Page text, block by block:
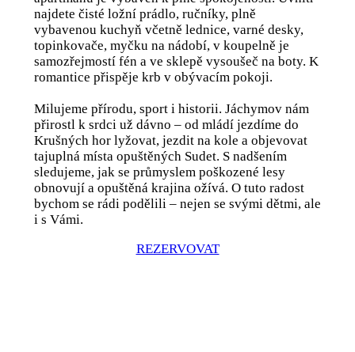
najdete čisté ložní prádlo, ručníky, plně
vybavenou kuchyň včetně lednice, varné desky,
topinkovače, myčku na nádobí, v koupelně je
samozřejmostí fén a ve sklepě vysoušeč na boty. K
romantice přispěje krb v obývacím pokoji.
Milujeme přírodu, sport i historii. Jáchymov nám
přirostl k srdci už dávno – od mládí jezdíme do
Krušných hor lyžovat, jezdit na kole a objevovat
tajuplná místa opuštěných Sudet. S nadšením
sledujeme, jak se průmyslem poškozené lesy
obnovují a opuštěná krajina ožívá. O tuto radost
bychom se rádi podělili – nejen se svými dětmi, ale
i s Vámi.
REZERVOVAT